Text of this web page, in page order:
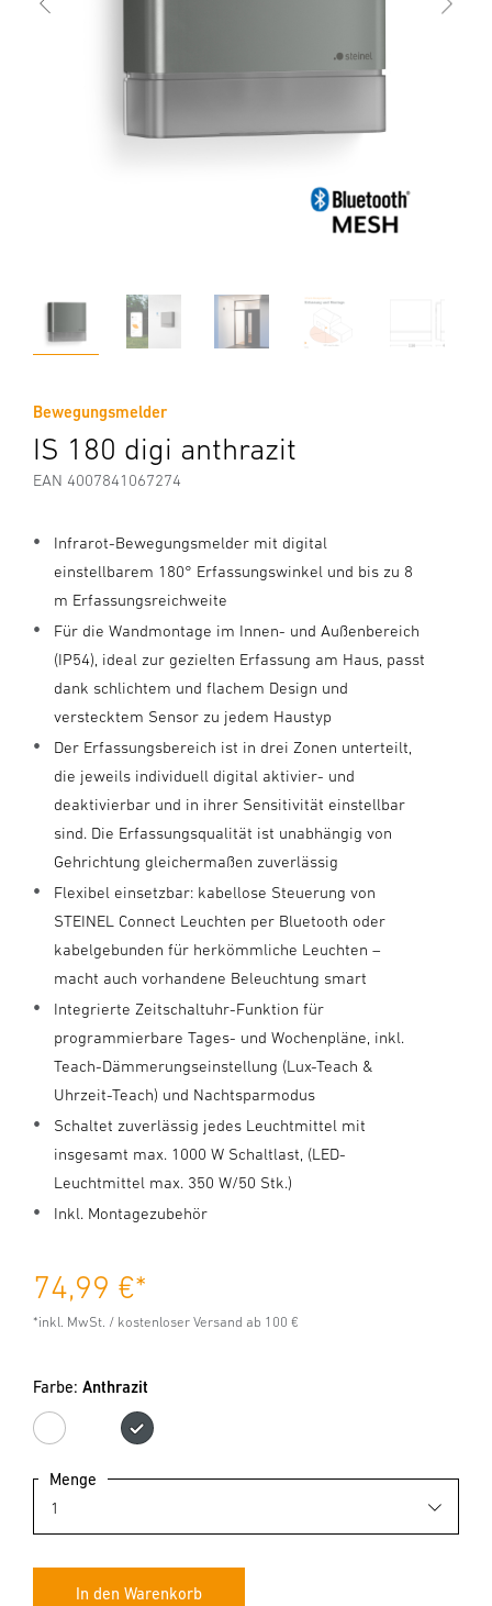
Bewegungsmelder
IS 180 digi anthrazit
EAN 4007841067274
Infrarot-Bewegungsmelder mit digital
einstellbarem 180° Erfassungswinkel und bis zu 8
m Erfassungsreichweite
Für die Wandmontage im Innen- und Außenbereich
(IP54), ideal zur gezielten Erfassung am Haus, passt
dank schlichtem und flachem Design und
verstecktem Sensor zu jedem Haustyp
Der Erfassungsbereich ist in drei Zonen unterteilt,
die jeweils individuell digital aktivier- und
deaktivierbar und in ihrer Sensitivität einstellbar
sind. Die Erfassungsqualität ist unabhängig von
Gehrichtung gleichermaßen zuverlässig
Flexibel einsetzbar: kabellose Steuerung von
STEINEL Connect Leuchten per Bluetooth oder
kabelgebunden für herkömmliche Leuchten –
macht auch vorhandene Beleuchtung smart
Integrierte Zeitschaltuhr-Funktion für
programmierbare Tages- und Wochenpläne, inkl.
Teach-Dämmerungseinstellung (Lux-Teach &
Uhrzeit-Teach) und Nachtsparmodus
Schaltet zuverlässig jedes Leuchtmittel mit
insgesamt max. 1000 W Schaltlast, (LED-
Leuchtmittel max. 350 W/50 Stk.)
Inkl. Montagezubehör
74,99 €*
*inkl. MwSt. / kostenloser Versand ab 100 €
Farbe: Anthrazit
Weiß Anthrazit
Menge